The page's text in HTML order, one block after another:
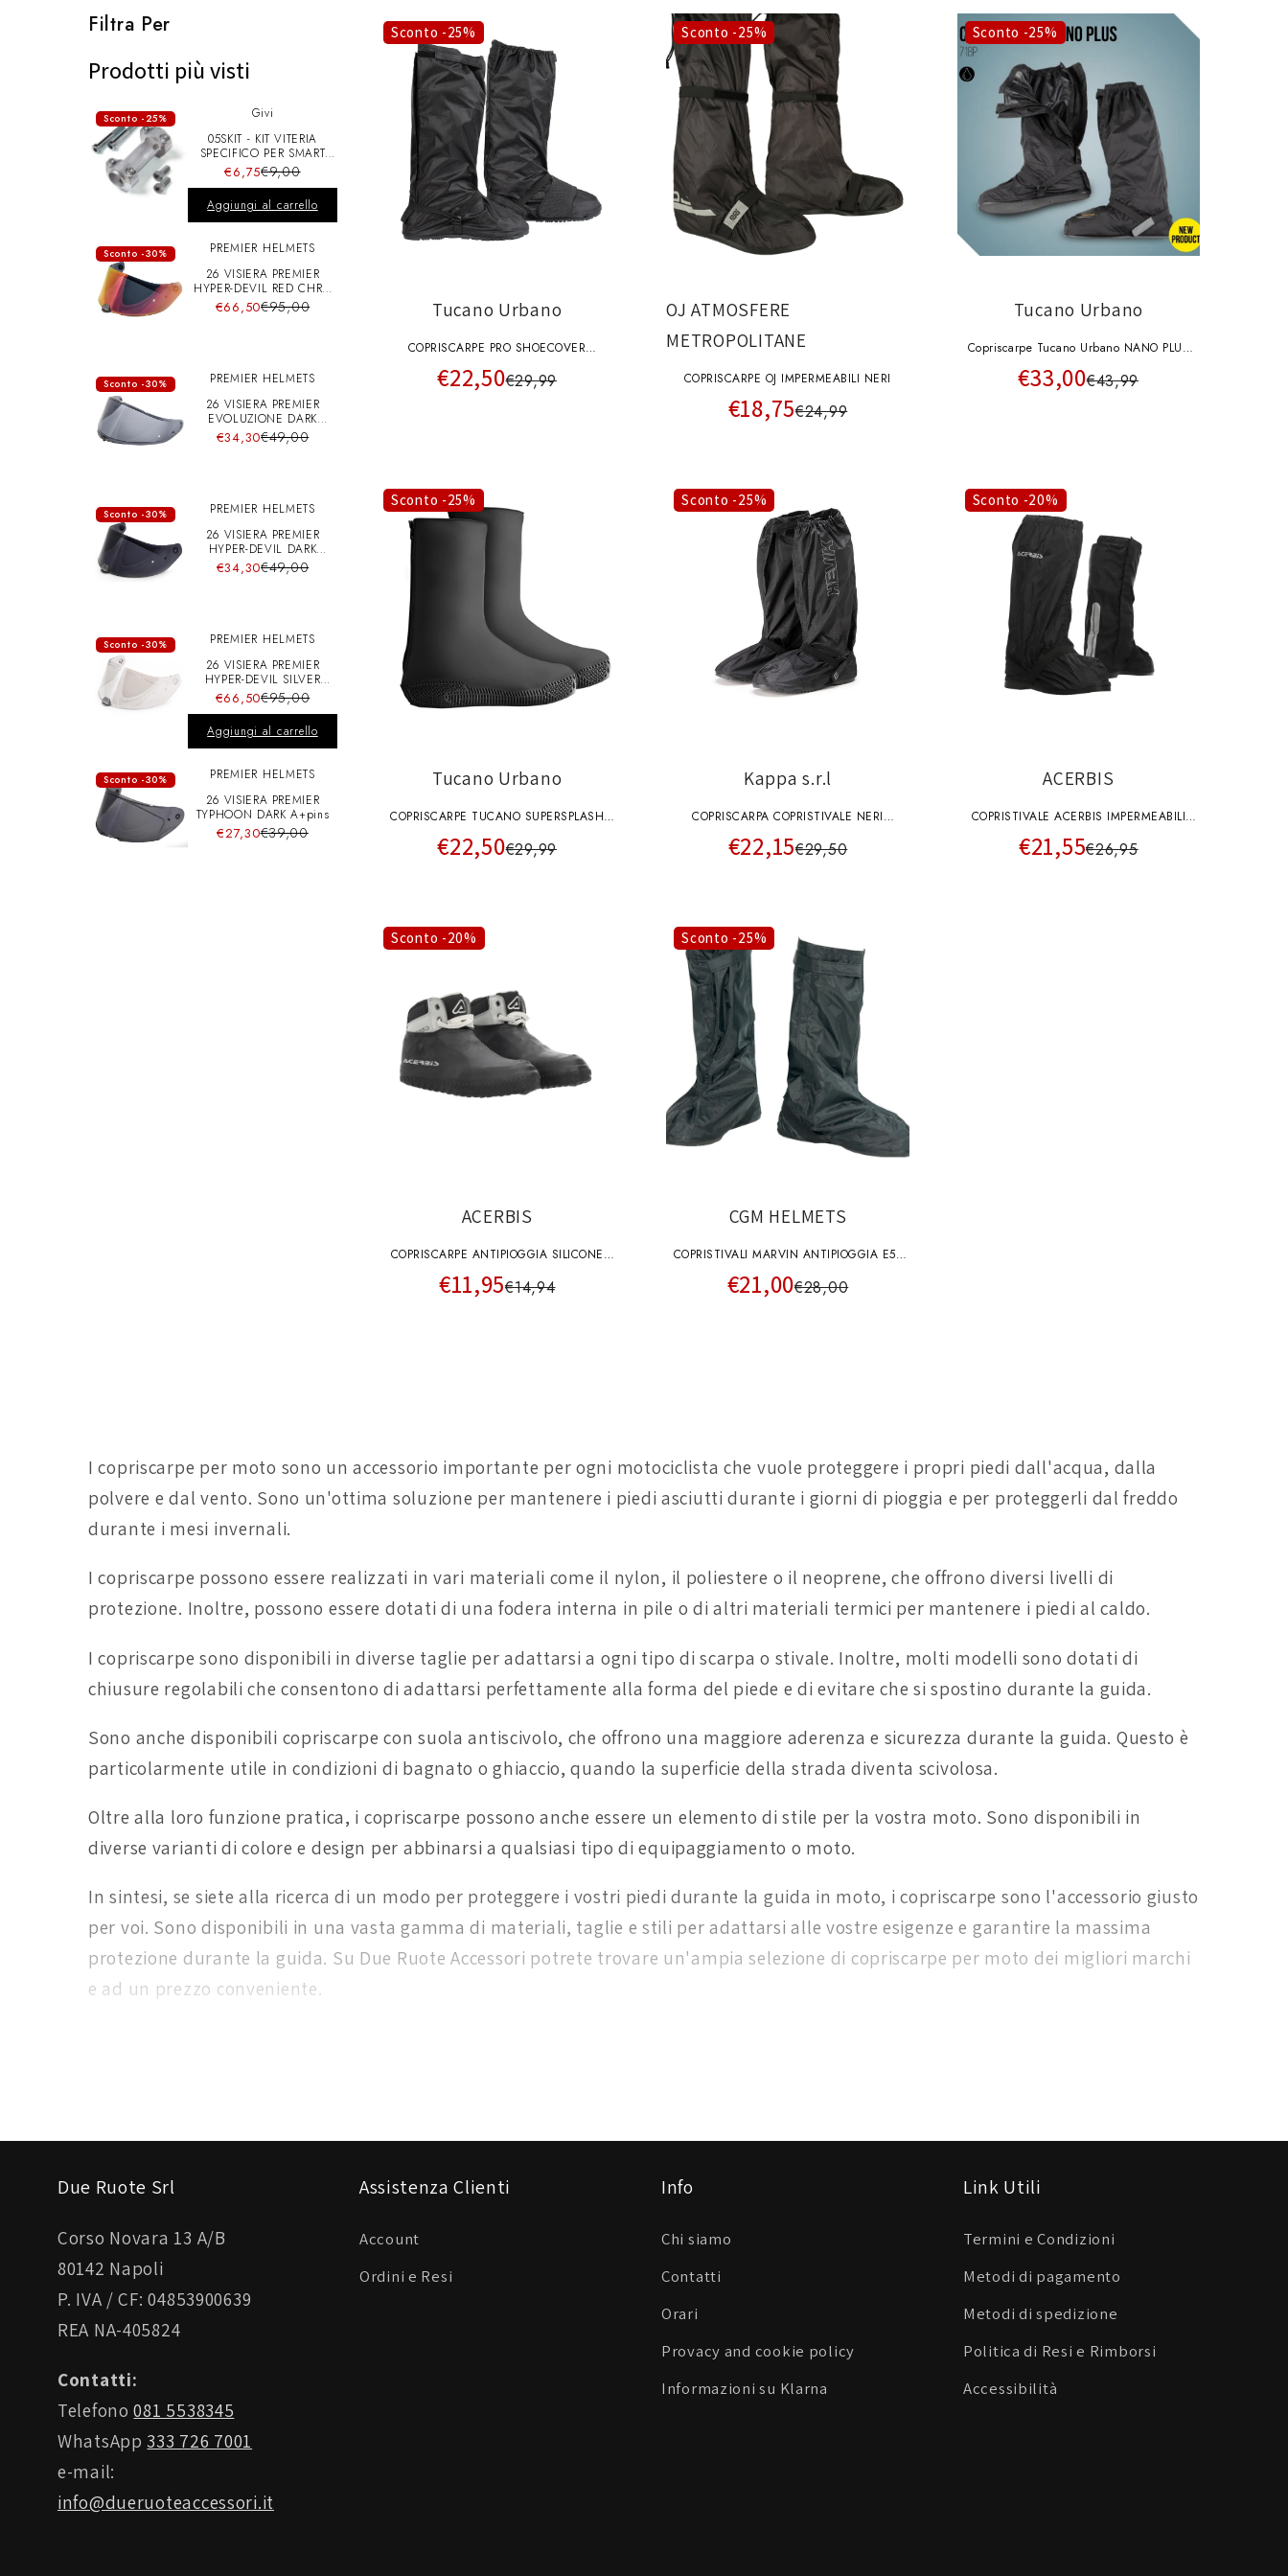
g
a
c
a
Filtra Per
Prodotti più visti
Sconto -25%
Givi
05SKIT - KIT VITERIA
SPECIFICO PER SMART
BAR S900A
€6,75€9,00
Aggiungi al carrello
Sconto -30%
PREMIER HELMETS
26 VISIERA PREMIER
HYPER-DEVIL RED CHRO
A+pins
€66,50€95,00
Sconto -30%
PREMIER HELMETS
26 VISIERA PREMIER
EVOLUZIONE DARK
A+pins
€34,30€49,00
Sconto -30%
PREMIER HELMETS
26 VISIERA PREMIER
HYPER-DEVIL DARK
A+pins
€34,30€49,00
Sconto -30%
PREMIER HELMETS
26 VISIERA PREMIER
HYPER-DEVIL SILVER
CHRO A+pins
€66,50€95,00
Aggiungi al carrello
Sconto -30%
PREMIER HELMETS
26 VISIERA PREMIER
TYPHOON DARK A+pins
€27,30€39,00
Sconto -25%
Tucano Urbano
COPRISCARPE PRO SHOECOVER
HYDROSCUD NERO
€22,50€29,99
Sconto -25%
OJ ATMOSFERE
METROPOLITANE
COPRISCARPE OJ IMPERMEABILI NERI
€18,75€24,99
Sconto -25%
Tucano Urbano
Copriscarpe Tucano Urbano NANO PLUS
Nero Unisex
€33,00€43,99
Sconto -25%
Tucano Urbano
COPRISCARPE TUCANO SUPERSPLASH
GRIGIO SCURO
€22,50€29,99
Sconto -25%
Kappa s.r.l
COPRISCARPA COPRISTIVALE NERI
IMPERMEABILI HEVIK KAPPA
€22,15€29,50
Sconto -20%
ACERBIS
COPRISTIVALE ACERBIS IMPERMEABILI
NERO
€21,55€26,95
Sconto -20%
ACERBIS
COPRISCARPE ANTIPIOGGIA SILICONE
NERO
€11,95€14,94
Sconto -25%
CGM HELMETS
COPRISTIVALI MARVIN ANTIPIOGGIA E51
NERO
€21,00€28,00
I copriscarpe per moto sono un accessorio importante per ogni motociclista che vuole proteggere i propri piedi dall'acqua, dalla
polvere e dal vento. Sono un'ottima soluzione per mantenere i piedi asciutti durante i giorni di pioggia e per proteggerli dal freddo
durante i mesi invernali.
I copriscarpe possono essere realizzati in vari materiali come il nylon, il poliestere o il neoprene, che offrono diversi livelli di
protezione. Inoltre, possono essere dotati di una fodera interna in pile o di altri materiali termici per mantenere i piedi al caldo.
I copriscarpe sono disponibili in diverse taglie per adattarsi a ogni tipo di scarpa o stivale. Inoltre, molti modelli sono dotati di
chiusure regolabili che consentono di adattarsi perfettamente alla forma del piede e di evitare che si spostino durante la guida.
Sono anche disponibili copriscarpe con suola antiscivolo, che offrono una maggiore aderenza e sicurezza durante la guida. Questo è
particolarmente utile in condizioni di bagnato o ghiaccio, quando la superficie della strada diventa scivolosa.
Oltre alla loro funzione pratica, i copriscarpe possono anche essere un elemento di stile per la vostra moto. Sono disponibili in
diverse varianti di colore e design per abbinarsi a qualsiasi tipo di equipaggiamento o moto.
In sintesi, se siete alla ricerca di un modo per proteggere i vostri piedi durante la guida in moto, i copriscarpe sono l'accessorio giusto
per voi. Sono disponibili in una vasta gamma di materiali, taglie e stili per adattarsi alle vostre esigenze e garantire la massima
protezione durante la guida. Su Due Ruote Accessori potrete trovare un'ampia selezione di copriscarpe per moto dei migliori marchi
e ad un prezzo conveniente.
Due Ruote Srl
Corso Novara 13 A/B
80142 Napoli
P. IVA / CF: 04853900639
REA NA-405824
Contatti:
Telefono081 5538345
WhatsApp 333 726 7001
e-mail:
info@dueruoteaccessori.it
Assistenza Clienti
Account
Ordini e Resi
Info
Chi siamo
Contatti
Orari
Provacy and cookie policy
Informazioni su Klarna
Link Utili
Termini e Condizioni
Metodi di pagamento
Metodi di spedizione
Politica di Resi e Rimborsi
Accessibilità